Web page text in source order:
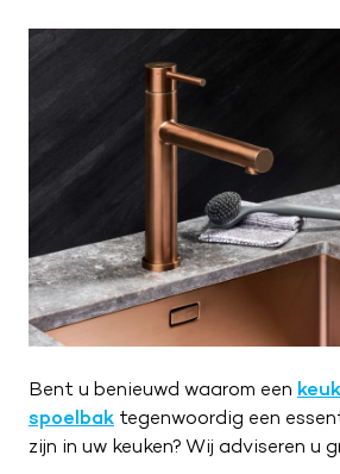
Bent u benieuwd waarom een
spoelbak tegenwoordig een
zijn in uw keuken? Wij adviseren u